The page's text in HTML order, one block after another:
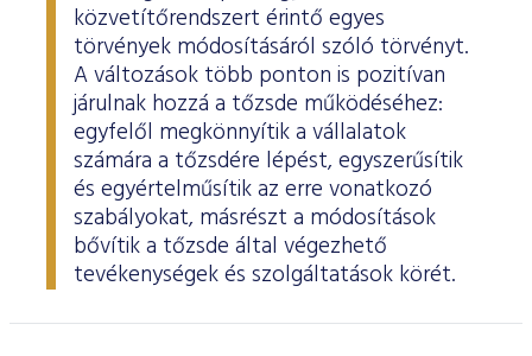
ESG Útmutató
közvetítőrendszert érintő egyes
törvények módosításáról szóló törvényt.
A változások több ponton is pozitívan
járulnak hozzá a tőzsde működéséhez:
egyfelől megkönnyítik a vállalatok
számára a tőzsdére lépést, egyszerűsítik
és egyértelműsítik az erre vonatkozó
szabályokat, másrészt a módosítások
bővítik a tőzsde által végezhető
tevékenységek és szolgáltatások körét.